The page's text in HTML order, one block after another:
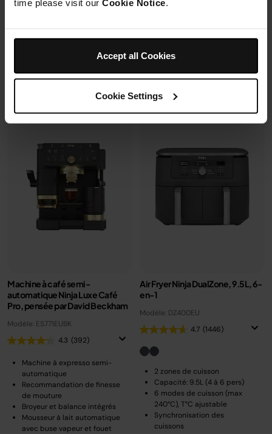
time please visit our Cookie Notice.
Accept all Cookies
Cookie Settings
Voir les détails
109,99 €Prix le + bas sur 30j
Voir les détails
Machine à café semi-
automatique Ninja Luxe Café
Pro, pensée par David Beckham
Modèle: ES771EUBK
4.3 (392)
Machine à expresso semi-
automatique
Recommandation de finesse
de mouture
Broyeur et balance intégrés
Mousseur à lait automatique
avec buse vapeur et fouet
Air Fryer Ninja DualZone, 9.5L, 6-
en-1
Modèle: DZ400EU
4.7 (1446)
2 zones de cuisson
Capacité: 9.5L (4 à 6 pers)
6 modes de cuisson (max
240°C), T°C ajustable
Synchronisation des
cuissons